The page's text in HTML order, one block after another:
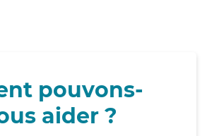
pouvons-
aider ?